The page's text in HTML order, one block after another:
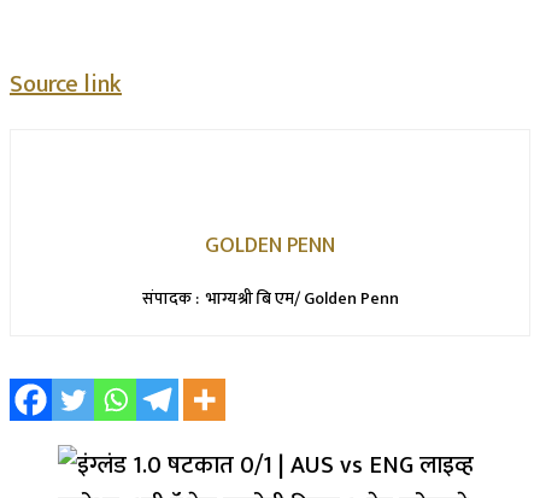
Source link
GOLDEN PENN
संपादक : भाग्यश्री बि एम/ Golden Penn